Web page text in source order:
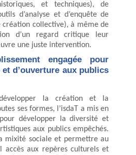
et techniques), de
d’analyse et d’enquête de
collective), à même de
d’un regard critique leur
une juste intervention.
engagée pour
d’ouverture aux publics
la création et la
ses formes, l’isdaT a mis en
développer la diversité et
aux publics empêchés.
mixité sociale et permettre au
accès aux repères culturels et